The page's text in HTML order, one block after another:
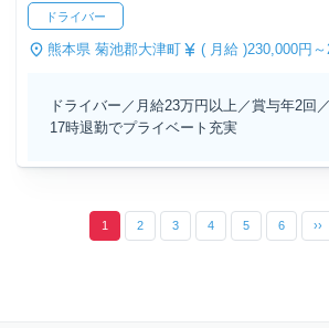
ドライバー
熊本県 菊池郡大津町 ( 月給 )230,000円～
ドライバー／月給23万円以上／賞与年2回
17時退勤でプライベート充実
1 2 3 4 5 6 ››